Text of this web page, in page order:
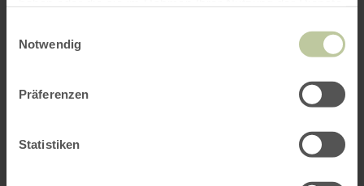
Notwendig
Präferenzen
Statistiken